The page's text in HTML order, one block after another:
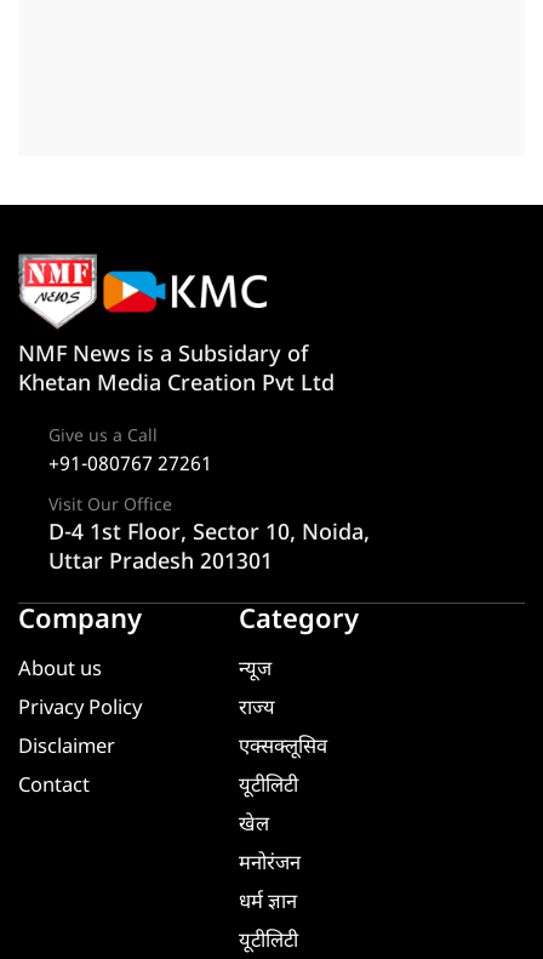
NMF News is a Subsidary of
Khetan Media Creation Pvt Ltd
Give us a Call
+91-080767 27261
Visit Our Office
D-4 1st Floor, Sector 10, Noida,
Uttar Pradesh 201301
Company
About us
Privacy Policy
Disclaimer
Contact
Category
न्यूज
राज्य
एक्सक्लूसिव
यूटीलिटी
खेल
मनोरंजन
धर्म ज्ञान
यूटीलिटी